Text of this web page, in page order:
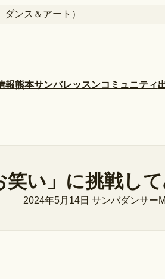
ンス＆アート）
報熊本サンバレッスンコミュニティ
い」に挑戦し
2024年5月14日 サンバダンサー